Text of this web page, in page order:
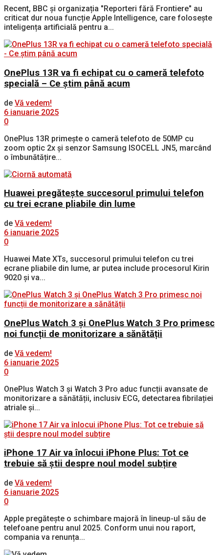
Recent, BBC și organizația "Reporteri fără Frontiere" au
criticat dur noua funcție Apple Intelligence, care folosește
inteligența artificială pentru a...
OnePlus 13R va fi echipat cu o cameră telefoto
specială – Ce știm până acum
de Vă vedem!
6 ianuarie 2025
0
OnePlus 13R primește o cameră telefoto de 50MP cu
zoom optic 2x și senzor Samsung ISOCELL JN5, marcând
o îmbunătățire...
Huawei pregătește succesorul primului telefon
cu trei ecrane pliabile din lume
de Vă vedem!
6 ianuarie 2025
0
Huawei Mate XTs, succesorul primului telefon cu trei
ecrane pliabile din lume, ar putea include procesorul Kirin
9020 și va...
OnePlus Watch 3 și OnePlus Watch 3 Pro primesc
noi funcții de monitorizare a sănătății
de Vă vedem!
6 ianuarie 2025
0
OnePlus Watch 3 și Watch 3 Pro aduc funcții avansate de
monitorizare a sănătății, inclusiv ECG, detectarea fibrilației
atriale și...
iPhone 17 Air va înlocui iPhone Plus: Tot ce
trebuie să știi despre noul model subțire
de Vă vedem!
6 ianuarie 2025
0
Apple pregătește o schimbare majoră în lineup-ul său de
telefoane pentru anul 2025. Conform unui nou raport,
compania va renunța...